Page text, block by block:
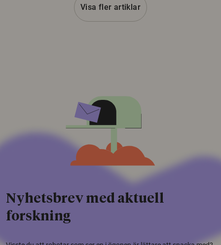
Visa fler artiklar
Nyhetsbrev med aktuell
forskning